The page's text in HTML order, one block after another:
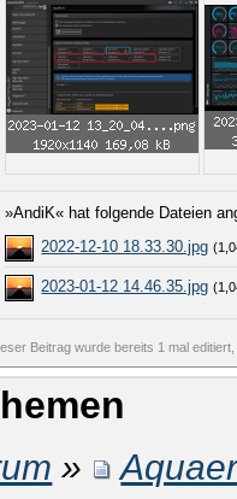
»AndiK« hat folgende Dateien
2022-12-10 18.33.30.jpg
2023-01-12 14.46.35.jpg
Beitrag wurde bereits 1 mal
»